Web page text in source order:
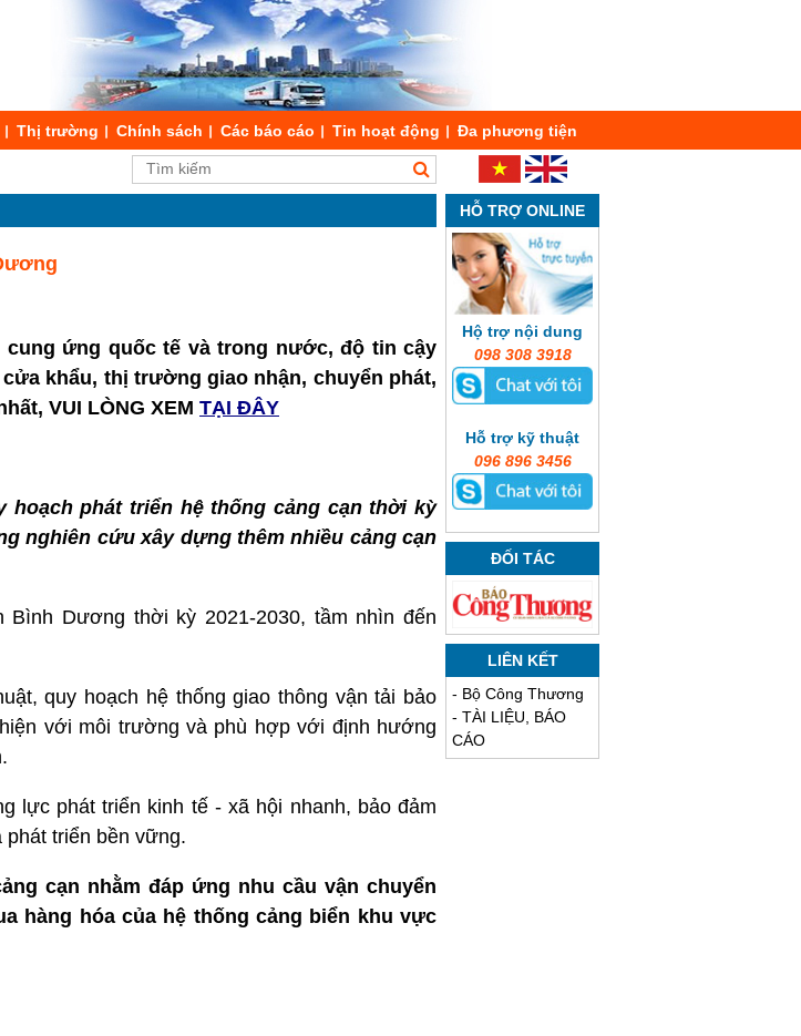
Thị trường Chính sách Các báo cáo Tin hoạt động Đa phương tiện
ứng quốc tế và trong nước, độ tin cậy
khẩu, thị trường giao nhận, chuyển phát,
VUI LÒNG XEM TẠI ĐÂY
phát triển hệ thống cảng cạn thời kỳ
nghiên cứu xây dựng thêm nhiều cảng cạn
Dương thời kỳ 2021-2030, tầm nhìn đến
quy hoạch hệ thống giao thông vận tải bảo
với môi trường và phù hợp với định hướng
lực phát triển kinh tế - xã hội nhanh, bảo đảm
triển bền vững.
cạn nhằm đáp ứng nhu cầu vận chuyển
hàng hóa của hệ thống cảng biển khu vực
HỖ TRỢ ONLINE
Hộ trợ nội dung
098 308 3918
Hỗ trợ kỹ thuật
096 896 3456
ĐỐI TÁC
LIÊN KẾT
- Bộ Công Thương
- TÀI LIỆU, BÁO
CÁO